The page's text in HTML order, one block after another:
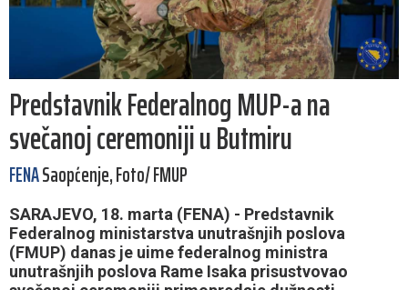
Predstavnik Federalnog MUP-a na
svečanoj ceremoniji u Butmiru
FENASaopćenje, Foto/ FMUP
SARAJEVO, 18. marta (FENA) - Predstavnik
Federalnog ministarstva unutrašnjih poslova
(FMUP) danas je uime federalnog ministra
unutrašnjih poslova Rame Isaka prisustvovao